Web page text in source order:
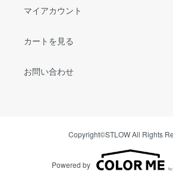
マイアカウント
カートを見る
お問い合わせ
Copyright©STLOW All Rights
Powered by